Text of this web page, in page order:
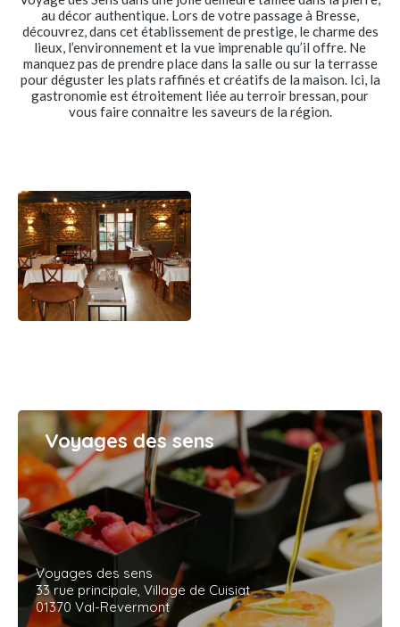
au décor authentique. Lors de votre passage à Bresse,
découvrez, dans cet établissement de prestige, le charme des
lieux, l’environnement et la vue imprenable qu’il offre. Ne
manquez pas de prendre place dans la salle ou sur la terrasse
pour déguster les plats raffinés et créatifs de la maison. Ici, la
gastronomie est étroitement liée au terroir bressan, pour
vous faire connaitre les saveurs de la région.
Voyages des sens
Voyages des sens
33 rue principale, Village de Cuisiat
01370 Val-Revermont